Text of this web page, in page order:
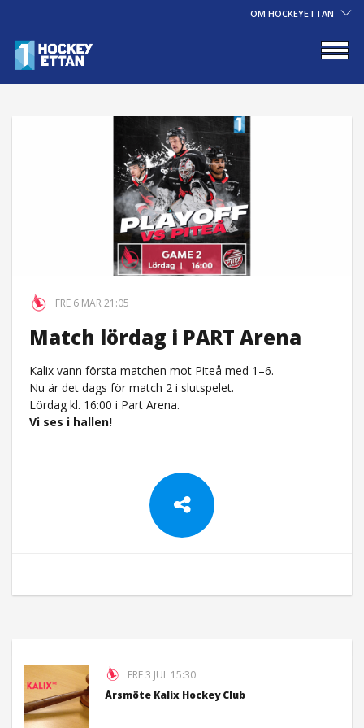
OM HOCKEYETTAN
FRE 6 MAR 21:05
Match lördag i PART Arena
Kalix vann första matchen mot Piteå med 1–6.
Nu är det dags för match 2 i slutspelet.
Lördag kl. 16:00 i Part Arena.
Vi ses i hallen!
FRE 3 JUL 15:30
Årsmöte Kalix Hockey Club